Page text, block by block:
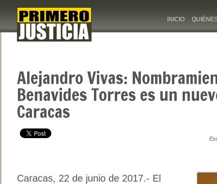
INICIO
Alejandro Vivas:
Benavides Torres es un
Caracas
Caracas, 22 de junio de 2017.- El